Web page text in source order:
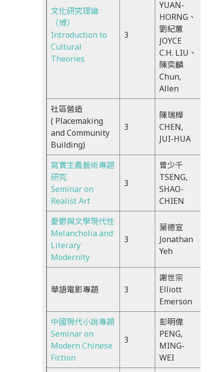
文化研究理論
（博）
Introduction to
Cultural
Theories
3
YUAN-
HORNG、
劉紀蕙
JOYCE
C.H. LIU、
陳奕麟
Chun,
Allen
社區營造
( Placemaking
and Community
Building)
3
陳瑞樺
CHEN,
JUI-HUA
寫實主義藝術專題
研究
Seminar on
Realist Art
3
曾少千
TSENG,
SHAO-
CHIEN
憂鬱與文學現代性
Melancholia and
Literary
Modernity
3
葉德宣
Jonathan
Yeh
華語電影專題 3
謝世宗
Elliott
Emerson
中國現代小說專題
Seminar on
Modern Chinese
Fiction
3
彭明偉
PENG,
MING-
WEI